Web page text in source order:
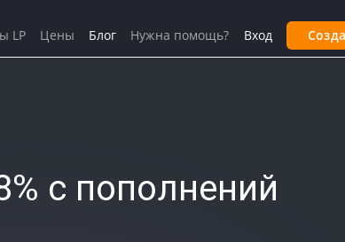
с пополнений
Вход
LP Цены Блог Нужна помощь?